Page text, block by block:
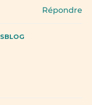
Répondre